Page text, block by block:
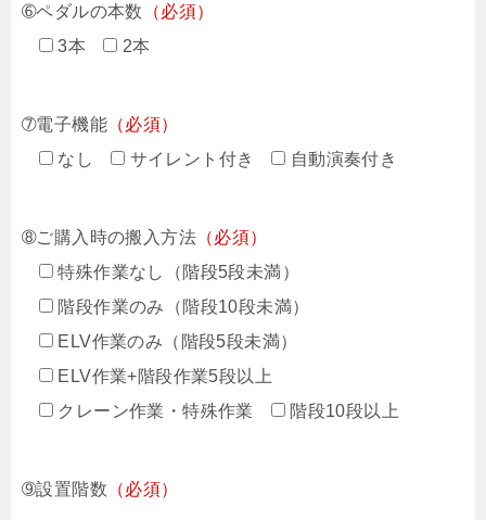
➅ペダルの本数
（必須）
3本
2本
➆電子機能 （必須）
なし
サイレント付き 自動演奏付き
➇ご購入時の搬入方法 （必須）
特殊作業なし（階段5段未満）
階段作業のみ（階段10段未満）
ELV作業のみ（階段5段未満）
ELV作業+階段作業5段以上
クレーン作業・特殊作業
階段10段以上
➈設置階数 （必須）